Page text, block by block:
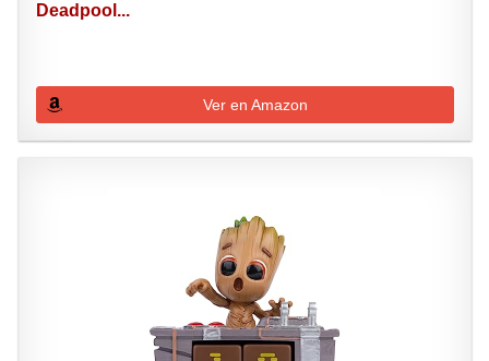
Deadpool...
Ver en Amazon